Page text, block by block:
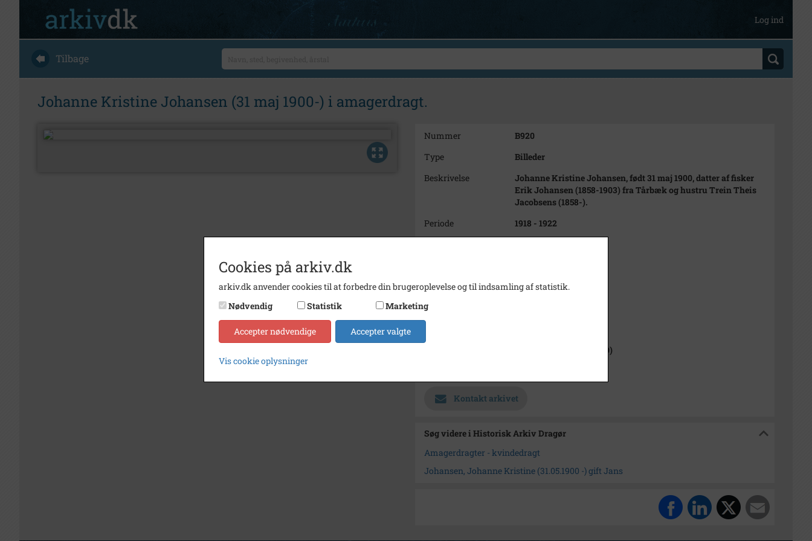
Log ind
Tilbage
Johanne Kristine Johansen (31 maj 1900-) i amagerdragt.
Nummer
B920
Type
Billeder
Beskrivelse
Johanne Kristine Johansen, født 31 maj 1900, datter af fisker
Erik Johansen (1858-1903) fra Tårbæk og hustru Trein Theis
Jacobsens (1858-).
Periode
1918 - 1922
Materiale
s/h positiv
Se på kort
Dragør Sogn (1954-2050)
Kontakt arkivet
Søg videre i Historisk Arkiv Dragør
Amagerdragter - kvindedragt
Johansen, Johanne Kristine (31.05.1900 -) gift Jans
Cookies på arkiv.dk
arkiv.dk anvender cookies til at forbedre din brugeroplevelse og til indsamling af statistik.
Nødvendig
Statistik Marketing
Accepter nødvendige Accepter valgte
Vis cookie oplysninger